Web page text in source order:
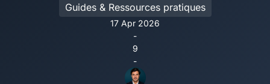
Guides & Ressources pratiques
17 Apr 2026
-
9
-